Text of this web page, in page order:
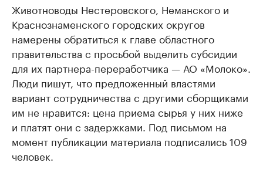
Животноводы Нестеровского, Неманского и
Краснознаменского городских округов
намерены обратиться к главе областного
правительства с просьбой выделить субсидии
для их партнера-переработчика — АО «Молоко».
Люди пишут, что предложенный властями
вариант сотрудничества с другими сборщиками
им не нравится: цена приема сырья у них ниже
и платят они с задержками. Под письмом на
момент публикации материала подписались 109
человек.